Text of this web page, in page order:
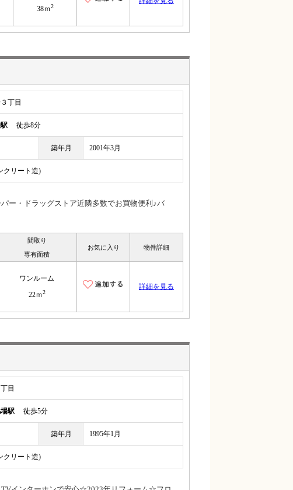
38ｍ2
丁目
徒歩8分
築年月 2001年3月
クリート造)
ー・ドラッグストア近隣多数でお買物便利♪バ
間取り
専有面積
お気に入り 物件詳細
ワンルーム
22ｍ2
詳細を見る
目
駅 徒歩5分
築年月 1995年1月
クリート造)